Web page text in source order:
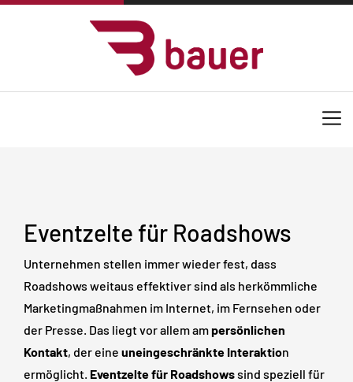
Eventzelte für Roadshows
Unternehmen stellen immer wieder fest, dass
Roadshows weitaus effektiver sind als herkömmliche
Marketingmaßnahmen im Internet, im Fernsehen oder
der Presse. Das liegt vor allem ampersönlichen
Kontakt, der eine uneingeschränkte Interaktion
ermöglicht. Eventzelte für Roadshowssind speziell für